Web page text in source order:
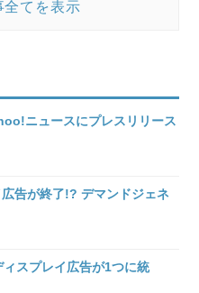
全てを表示
ニュースにプレスリリース
告が終了!? デマンドジェネ
スプレイ広告が1つに統